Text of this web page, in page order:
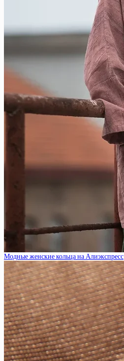
Модные женские кольца на Алиэкспресс